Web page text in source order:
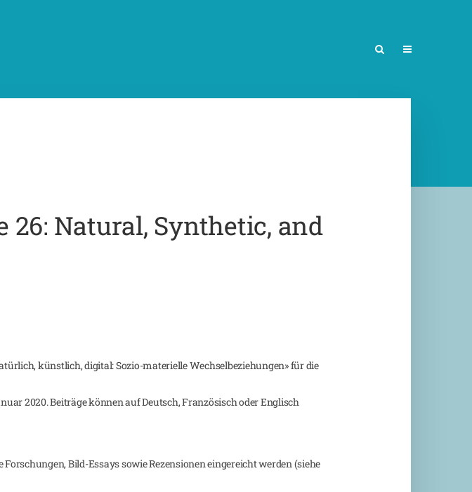
26: Natural, Synthetic, and
künstlich, digital: Sozio-materielle Wechselbeziehungen» für die
2020. Beiträge können auf Deutsch, Französisch oder Englisch
Bild-Essays sowie Rezensionen eingereicht werden (siehe